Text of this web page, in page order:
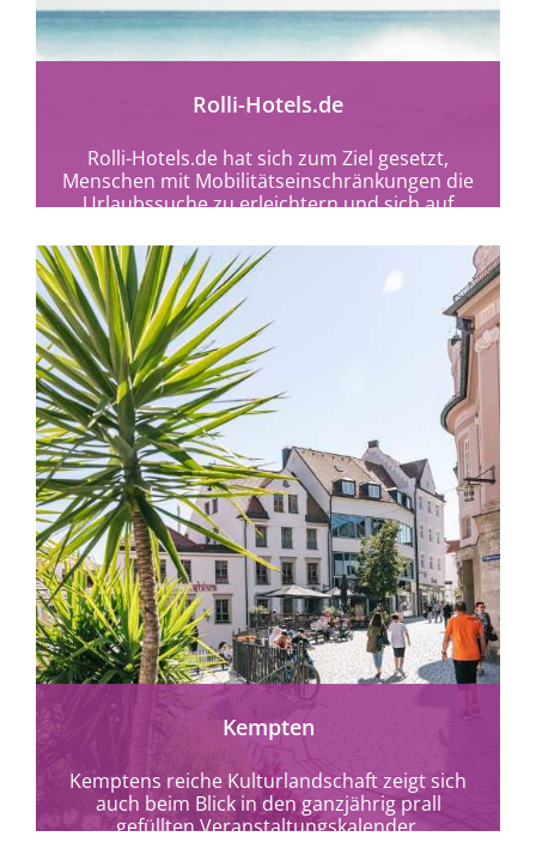
Rolli-Hotels.de
Rolli-Hotels.de hat sich zum Ziel gesetzt,
Menschen mit Mobilitätseinschränkungen die
Urlaubssuche zu erleichtern und sich auf
mehr erfahren
Kempten
Kemptens reiche Kulturlandschaft zeigt sich
auch beim Blick in den ganzjährig prall
gefüllten Veranstaltungskalender.